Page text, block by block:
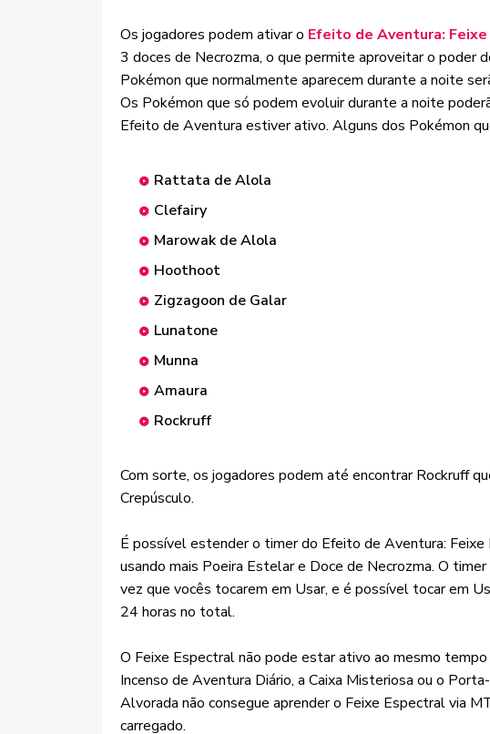
Os jogadores podem ativar o Efeito de Aventura:
3 doces de Necrozma, o que permite aproveitar o poder
Pokémon que normalmente aparecem durante a noite
Os Pokémon que só podem evoluir durante a noite
Efeito de Aventura estiver ativo. Alguns dos Pokémon
Rattata de Alola
Clefairy
Marowak de Alola
Hoothoot
Zigzagoon de Galar
Lunatone
Munna
Amaura
Rockruff
Com sorte, os jogadores podem até encontrar Rockruff
Crepúsculo.
É possível estender o timer do Efeito de Aventura:
usando mais Poeira Estelar e Doce de Necrozma. O
vez que vocês tocarem em Usar, e é possível tocar em
24 horas no total.
O Feixe Espectral não pode estar ativo ao mesmo
Incenso de Aventura Diário, a Caixa Misteriosa ou o
Alvorada não consegue aprender o Feixe Espectral via
carregado.